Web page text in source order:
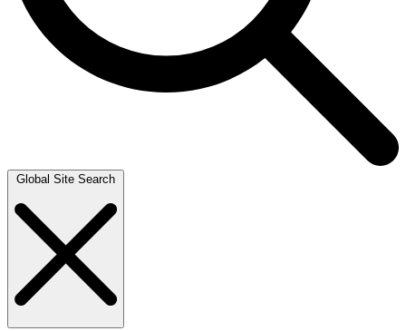
Global Site Search